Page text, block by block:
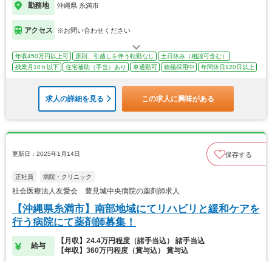
勤務地 沖縄県 糸満市
アクセス ※お問い合わせください
年収450万円以上可 原則、引越しを伴う転勤なし
土日休み（相談可含む）
残業月10ｈ以下
住宅補助（手当）あり 車通勤可 積極採用中 年間休日120日以上
求人の詳細を見る この求人に興味がある
更新日：2025年1月14日 保存する
正社員 病院・クリニック
社会医療法人友愛会 豊見城中央病院の薬剤師求人
【沖縄県糸満市】南部地域にてリハビリと緩和ケアを
行う病院にて薬剤師募集！
給与
【月収】24.4万円程度（諸手当込） 諸手当込
【年収】360万円程度（賞与込） 賞与込